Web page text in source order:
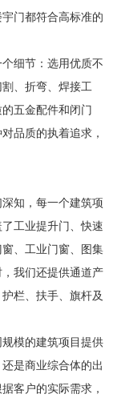
门都符合高标准的
细节：选用优质不
、折弯、焊接工
五金配件和闭门
品质的执着追求，
知，每一个建筑项
工业提升门、快速
、工业门窗、图集
我们还提供通道产
栏、扶手、旗杆及
模的建筑项目提供
是商业综合体的出
客户的实际需求，